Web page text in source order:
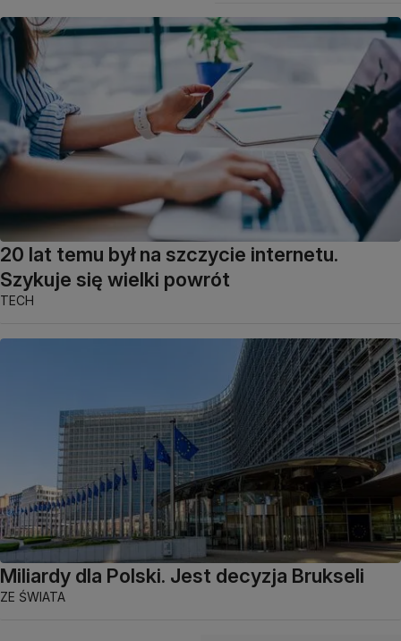
20 lat temu był na szczycie internetu.
Szykuje się wielki powrót
TECH
Miliardy dla Polski. Jest decyzja Brukseli
ZE ŚWIATA